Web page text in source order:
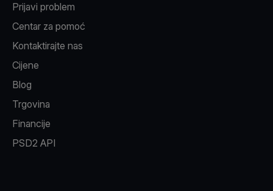
Prijavi problem
Centar za pomoć
Kontaktirajte nas
Cijene
Blog
Trgovina
Financije
PSD2 API